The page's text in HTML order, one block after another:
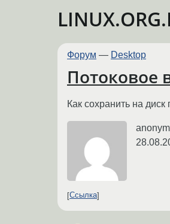
Форум — Desktop
Потоковое
Как сохранить на
Ссылка